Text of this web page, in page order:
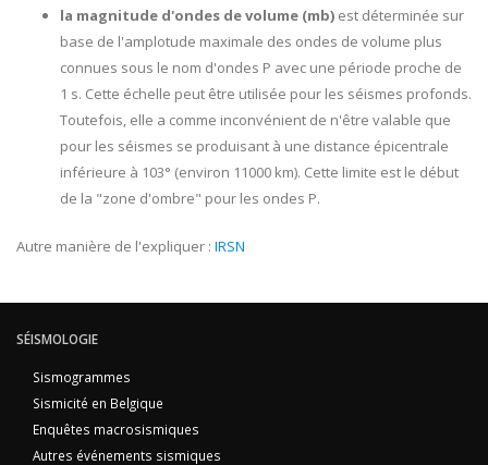
la magnitude d'ondes de volume (mb) est déterminée sur
base de l'amplotude maximale des ondes de volume plus
connues sous le nom d'ondes P avec une période proche de
1 s. Cette échelle peut être utilisée pour les séismes profonds.
Toutefois, elle a comme inconvénient de n'être valable que
pour les séismes se produisant à une distance épicentrale
inférieure à 103° (environ 11000 km). Cette limite est le début
de la "zone d'ombre" pour les ondes P.
Autre manière de l'expliquer : IRSN
SÉISMOLOGIE
Sismogrammes
Sismicité en Belgique
Enquêtes macrosismiques
Autres événements sismiques